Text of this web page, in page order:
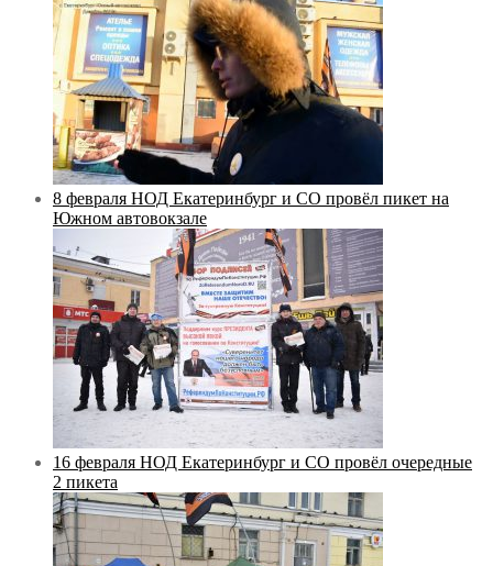
8 февраля НОД Екатеринбург и СО провёл пикет на
Южном автовокзале
16 февраля НОД Екатеринбург и СО провёл очередные
2 пикета